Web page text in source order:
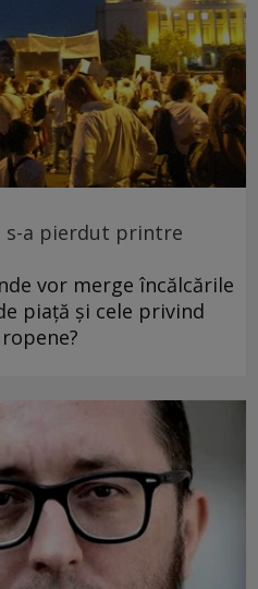
s-a pierdut printre
vor merge încălcările
piață și cele privind